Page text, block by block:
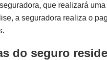
que realizará
a seguradora realiza o
do seguro